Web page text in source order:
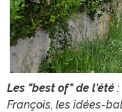
Les "best of" de l'été
François, les idées-